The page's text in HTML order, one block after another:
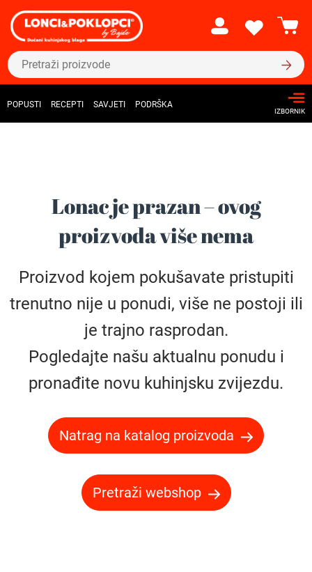
POPUSTI RECEPTI SAVJETI PODRŠKA
IZBORNIK
Lonac je prazan – ovog
proizvoda više nema
Proizvod kojem pokušavate pristupiti
trenutno nije u ponudi, više ne postoji ili
je trajno rasprodan.
Pogledajte našu aktualnu ponudu i
pronađite novu kuhinjsku zvijezdu.
Natrag na katalog proizvoda
Pretraži webshop